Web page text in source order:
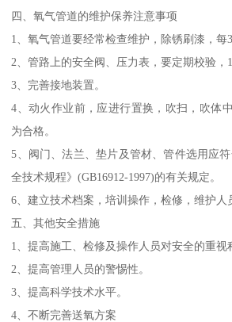
四、氧气管道的维护保养注意事项
1、氧气管道要经常检查维护，除锈刷漆，每3
2、管路上的安全阀、压力表，要定期校验，1
3、完善接地装置。
4、动火作业前，应进行置换，吹扫，吹体
为合格。
5、阀门、法兰、垫片及管材、管件选用应
全技术规程》(GB16912-1997)的有关规定。
6、建立技术档案，培训操作，检修，维护人
五、其他安全措施
1、提高施工、检修及操作人员对安全的重视
2、提高管理人员的警惕性。
3、提高科学技术水平。
4、不断完善送氧方案